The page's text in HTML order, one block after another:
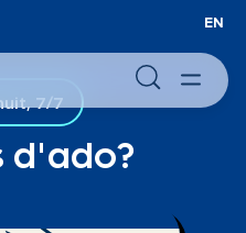
EN
7/7
d'ado?